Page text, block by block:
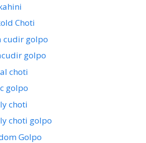
Choti
cudir golpo
golpo
choti
golpo
choti
choti golpo
Golpo